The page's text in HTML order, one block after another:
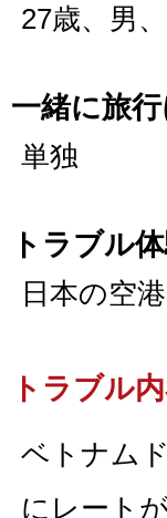
27歳、男
一緒に旅
単独
トラブル
日本の空
トラブル
ベトナム
にレート